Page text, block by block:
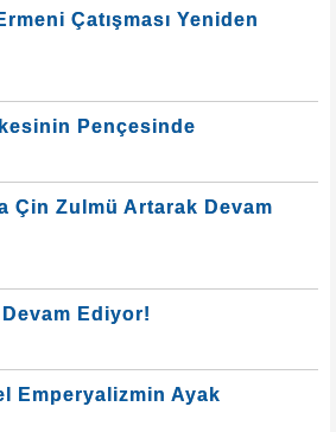
Çatışması Yeniden
Pençesinde
Çin Zulmü Artarak Devam
Devam Ediyor!
Emperyalizmin Ayak